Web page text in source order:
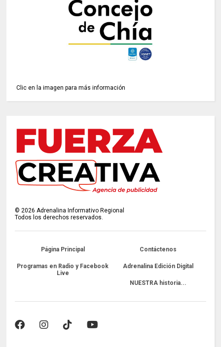
Clic en la imagen para más información
©2026 Adrenalina Informativo Regional
Todos los derechos reservados.
Página Principal Contáctenos
Programas en Radio y Facebook
Live
Adrenalina Edición Digital
NUESTRA historia...